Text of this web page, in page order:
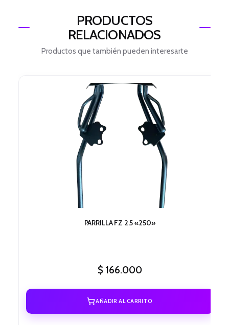
PRODUCTOS
RELACIONADOS
Productos que también pueden interesarte
PARRILLA FZ 2.5 «250»
$166.000
AÑADIR AL CARRITO